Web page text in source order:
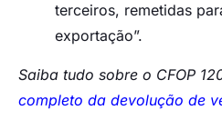
terceiros, remetidas
exportação”.
Saiba tudo sobre o CFOP
completo da devolução de